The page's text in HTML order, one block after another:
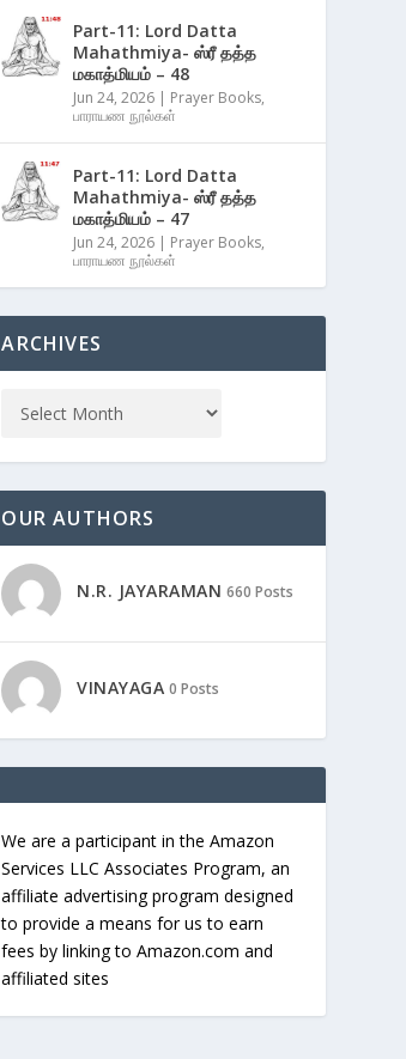
Part-11: Lord Datta
Mahathmiya- ஸ்ரீ தத்த
மகாத்மியம் – 48
Jun 24, 2026 | Prayer Books,
பாராயண நூல்கள்
Part-11: Lord Datta
Mahathmiya- ஸ்ரீ தத்த
மகாத்மியம் – 47
Jun 24, 2026 | Prayer Books,
பாராயண நூல்கள்
ARCHIVES
OUR AUTHORS
N.R. JAYARAMAN 660 Posts
VINAYAGA 0 Posts
We are a participant in the Amazon
Services LLC Associates Program, an
affiliate advertising program designed
to provide a means for us to earn
fees by linking to Amazon.com and
affiliated sites